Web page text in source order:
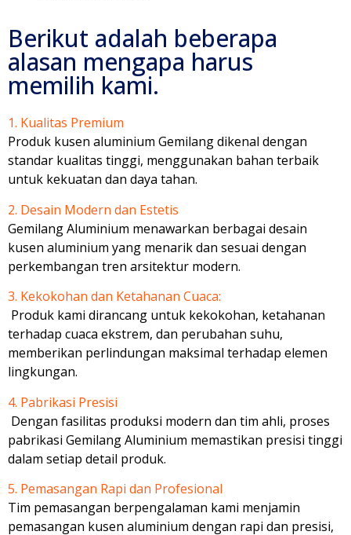
Berikut adalah beberapa
alasan mengapa harus
memilih kami.
1. Kualitas Premium
Produk kusen aluminium Gemilang dikenal dengan
standar kualitas tinggi, menggunakan bahan terbaik
untuk kekuatan dan daya tahan.
2. Desain Modern dan Estetis
Gemilang Aluminium menawarkan berbagai desain
kusen aluminium yang menarik dan sesuai dengan
perkembangan tren arsitektur modern.
3. Kekokohan dan Ketahanan Cuaca:
Produk kami dirancang untuk kekokohan, ketahanan
terhadap cuaca ekstrem, dan perubahan suhu,
memberikan perlindungan maksimal terhadap elemen
lingkungan.
4. Pabrikasi Presisi
Dengan fasilitas produksi modern dan tim ahli, proses
pabrikasi Gemilang Aluminium memastikan presisi tinggi
dalam setiap detail produk.
5. Pemasangan Rapi dan Profesional
Tim pemasangan berpengalaman kami menjamin
pemasangan kusen aluminium dengan rapi dan presisi,